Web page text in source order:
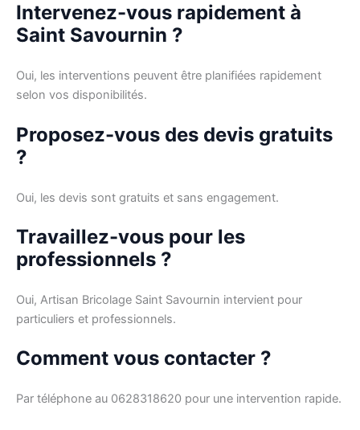
Intervenez-vous rapidement à
Saint Savournin ?
Oui, les interventions peuvent être planifiées rapidement
selon vos disponibilités.
Proposez-vous des devis gratuits
?
Oui, les devis sont gratuits et sans engagement.
Travaillez-vous pour les
professionnels ?
Oui, Artisan Bricolage Saint Savournin intervient pour
particuliers et professionnels.
Comment vous contacter ?
Par téléphone au 0628318620 pour une intervention rapide.